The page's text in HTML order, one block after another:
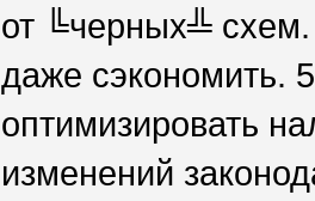
от ╚черных╩
даже сэкономить.
оптимизировать
изменений